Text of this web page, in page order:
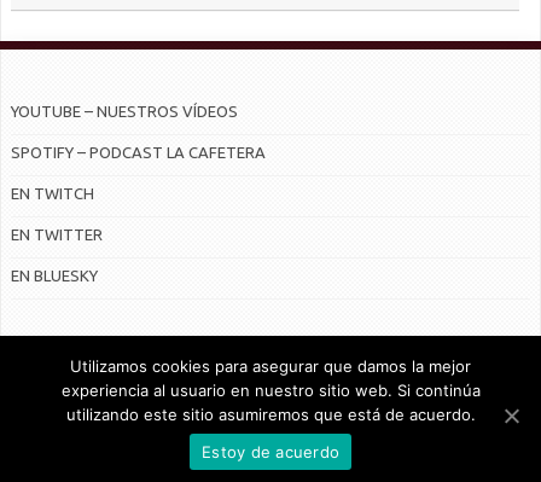
YOUTUBE – NUESTROS VÍDEOS
SPOTIFY – PODCAST LA CAFETERA
EN TWITCH
EN TWITTER
EN BLUESKY
© Radiocable en Internet S.L.
CONTRATO DE SERVICIOS Y POLÍTICA DE PRIVACIDAD
Utilizamos cookies para asegurar que damos la mejor
experiencia al usuario en nuestro sitio web. Si continúa
utilizando este sitio asumiremos que está de acuerdo.
Estoy de acuerdo